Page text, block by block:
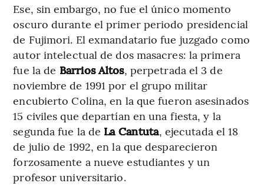
Ese, sin embargo, no fue el único momento
oscuro durante el primer periodo presidencial
de Fujimori. El exmandatario fue juzgado como
autor intelectual de dos masacres: la primera
fue la de Barrios Altos, perpetrada el 3 de
noviembre de 1991 por el grupo militar
encubierto Colina, en la que fueron asesinados
15 civiles que departían en una fiesta, y la
segunda fue la de La Cantuta, ejecutada el 18
de julio de 1992, en la que desparecieron
forzosamente a nueve estudiantes y un
profesor universitario.